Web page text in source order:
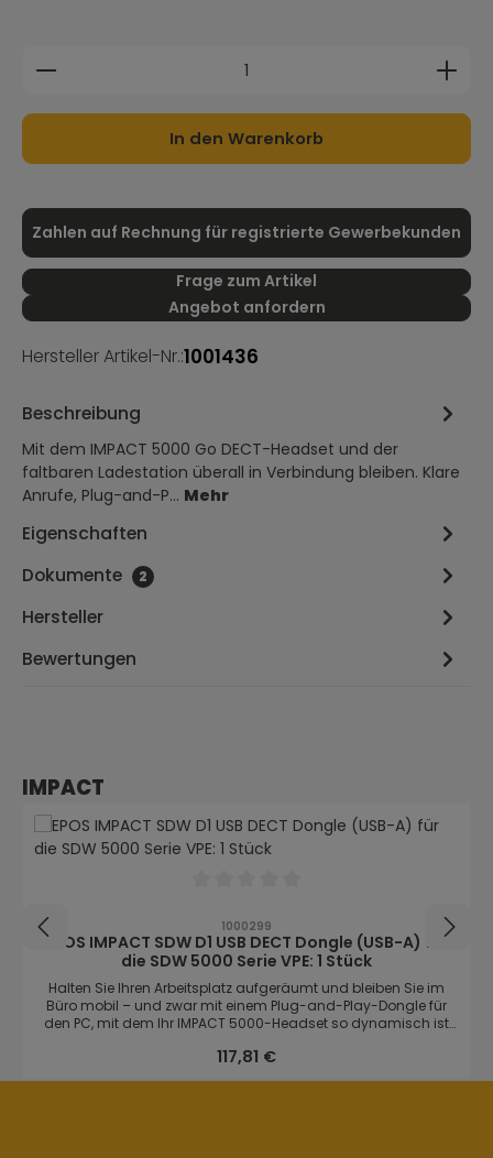
Produkt Anzahl: Gib den gewünschten Wert
In den Warenkorb
Zahlen auf Rechnung für registrierte Gewerbekunden
Frage zum Artikel
Angebot anfordern
Hersteller Artikel-Nr.:1001436
Beschreibung
Mit dem IMPACT 5000 Go DECT-Headset und der
faltbaren Ladestation überall in Verbindung bleiben. Klare
Anrufe, Plug-and-P… Mehr
Eigenschaften
Dokumente
2
Hersteller
Bewertungen
Produktgalerie überspringen
IMPACT
1000299
EPOS IMPACT SDW D1 USB DECT Dongle (USB-A) für
die SDW 5000 Serie VPE: 1 Stück
Halten Sie Ihren Arbeitsplatz aufgeräumt und bleiben Sie im
Büro mobil – und zwar mit einem Plug-and-Play-Dongle für
den PC, mit dem Ihr IMPACT 5000-Headset so dynamisch ist
Büro oder bei der Arbeit zu Hause. Mit einer Plug-and-Play-
Regulärer Preis:
117,81 €